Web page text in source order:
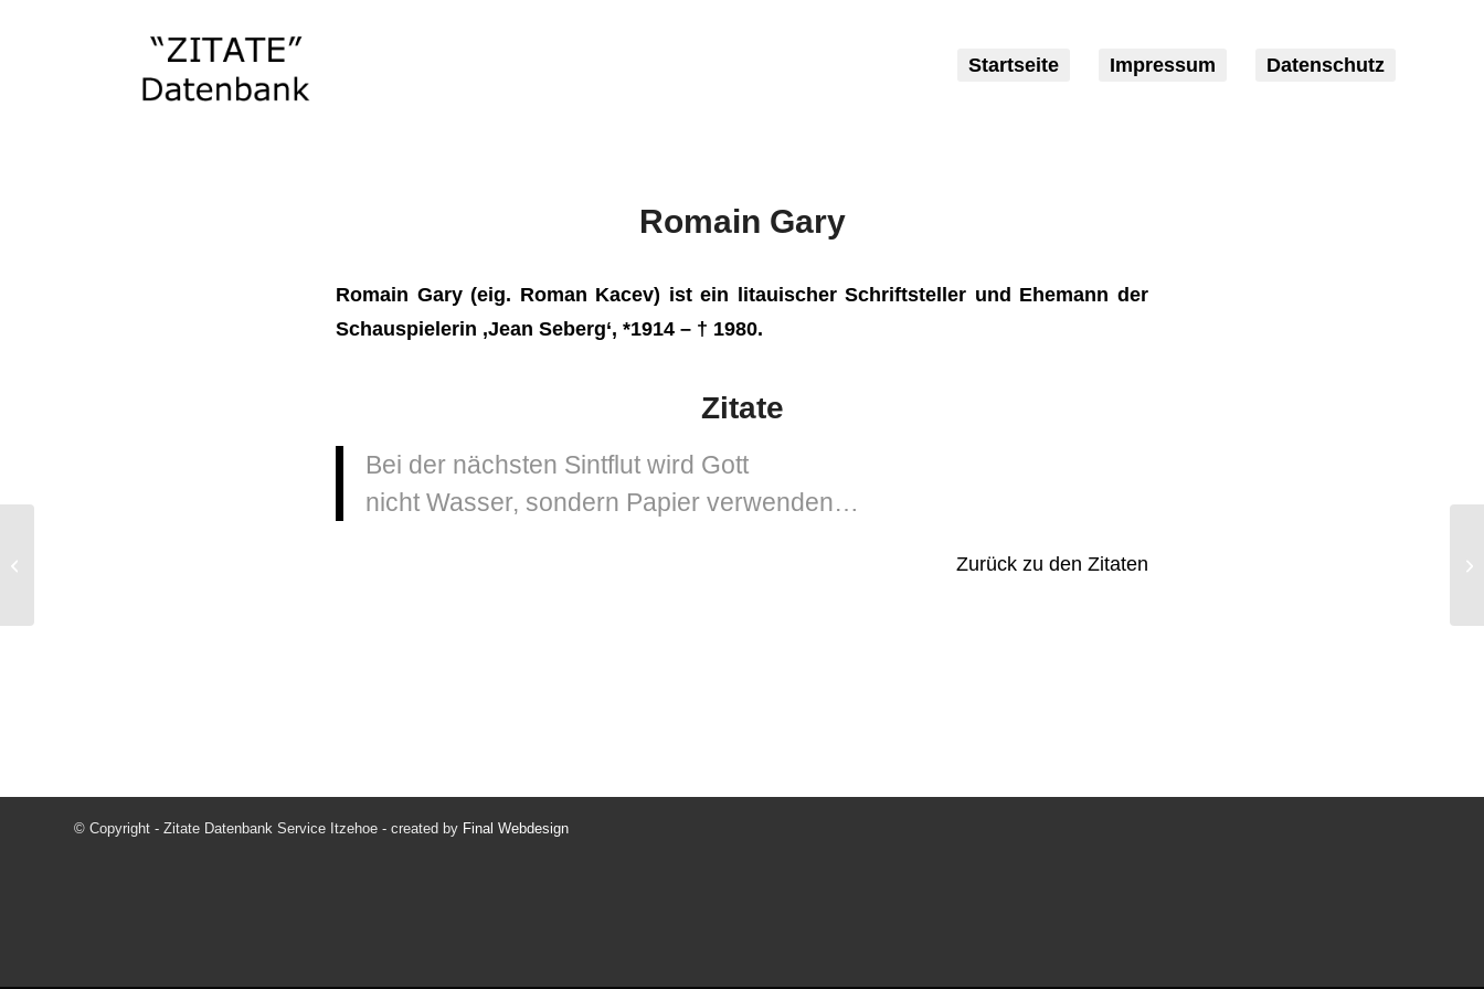
Startseite Impressum Datenschutz
Romain Gary
Romain Gary (eig. Roman Kacev) ist ein litauischer Schriftsteller und Ehemann der
Schauspielerin ‚Jean Seberg‘, *1914 – † 1980.
Zitate
Bei der nächsten Sintflut wird Gott
nicht Wasser, sondern Papier verwenden…
Zurück zu den Zitaten
© Copyright - Zitate Datenbank Service Itzehoe - created by Final Webdesign